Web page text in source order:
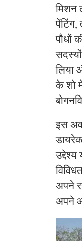
मिशन
पौधों
लिया
के शो
इस
अपने
अपने